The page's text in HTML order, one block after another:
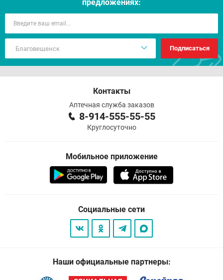
предложениях:
Подписаться
Контакты
Аптечная служба заказов
8-914-555-55-55
Круглосуточно
Мобильное приложение
Социальные сети
Наши официальные партнеры: